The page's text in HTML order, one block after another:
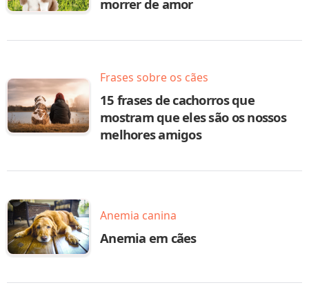
morrer de amor
Frases sobre os cães
15 frases de cachorros que
mostram que eles são os nossos
melhores amigos
Anemia canina
Anemia em cães